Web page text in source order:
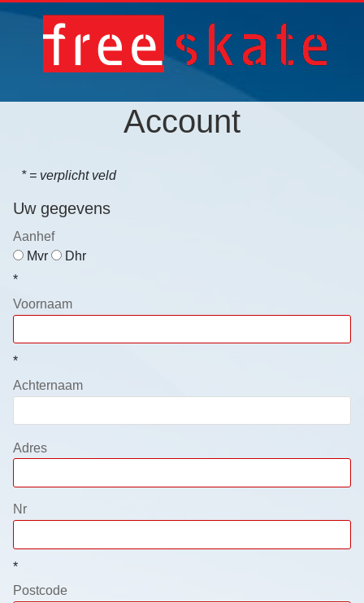
Account
*= verplicht veld
Uw gegevens
Aanhef
Mvr
Dhr
*
Voornaam
*
Achternaam
Adres
Nr
*
Postcode